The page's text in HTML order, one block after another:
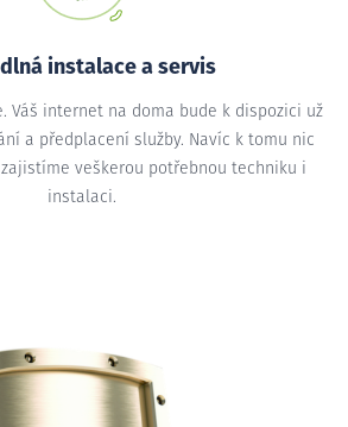
instalace a servis
Váš internet na doma bude k dispozici už
a předplacení služby. Navíc k tomu nic
veškerou potřebnou techniku i
instalaci.